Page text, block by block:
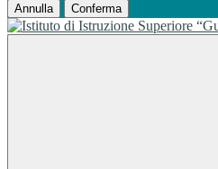
Annulla Conferma